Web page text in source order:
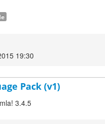
19:30
Pack (v1)
3.4.5